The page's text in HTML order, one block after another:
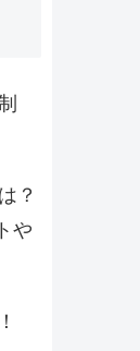
？
や